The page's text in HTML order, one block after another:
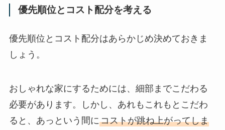
優先順位とコスト配分を考える
優先順位とコスト配分はあらかじめ決めておきま
しょう。
おしゃれな家にするためには、細部までこだわる
必要があります。しかし、あれもこれもとこだわ
ると、あっという間にコストが跳ね上がってしま